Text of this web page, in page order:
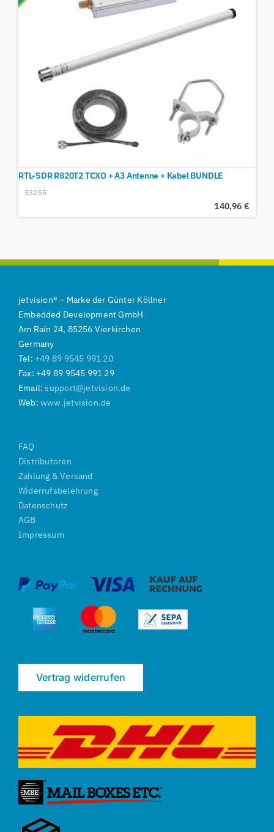
RTL-SDR R820T2 TCXO + A3 Antenne + Kabel BUNDLE
53255
140,96 €
jetvision® – Marke der Günter Köllner
Embedded Development GmbH
Am Rain 24, 85256 Vierkirchen
Germany
Tel: +49 89 9545 991 20
Fax: +49 89 9545 991 29
Email:support@jetvision.de
Web:www.jetvision.de
FAQ
Distributoren
Zahlung & Versand
Widerrufsbelehrung
Datenschutz
AGB
Impressum
Vertrag widerrufen